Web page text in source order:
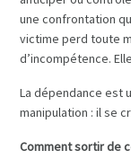
une confrontation
victime perd toute
d’incompétence.
La dépendance est
manipulation : il se
Comment sortir de